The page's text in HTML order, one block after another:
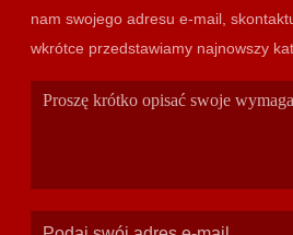
nam swojego adresu e-mail,
wkrótce przedstawiamy najnowszy